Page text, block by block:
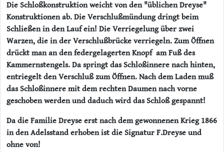
Die Schloßkonstruktion weicht von den "üblichen Dreyse"
Konstruktionen ab. Die Verschlußmündung dringt beim
Schließen in den Lauf ein! Die Verriegelung über zwei
Warzen, die in der Verschlußbrücke verriegeln. Zum Öffnen
drückt man an den federgelagerten Knopf am Fuß des
Kammernstengels. Da springt das Schloßinnere nach hinten,
entriegelt den Verschluß zum Öffnen. Nach dem Laden muß
das Schloßinnere mit dem rechten Daumen nach vorne
geschoben werden und daduch wird das Schloß gespannt!
Da die Familie Dreyse erst nach dem gewonnenen Krieg 1866
in den Adelsstand erhoben ist die Signatur F.Dreyse und
ohne von!